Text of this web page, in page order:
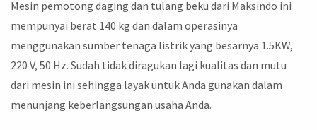
Mesin pemotong daging dan tulang beku dari Maksindo ini
mempunyai berat 140 kg dan dalam operasinya
menggunakan sumber tenaga listrik yang besarnya 1.5KW,
220 V, 50 Hz. Sudah tidak diragukan lagi kualitas dan mutu
dari mesin ini sehingga layak untuk Anda gunakan dalam
menunjang keberlangsungan usaha Anda.